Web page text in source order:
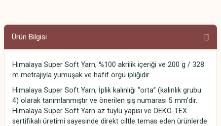
Ürün Bilgisi
Himalaya Super Soft Yarn, %100 akrilik içeriği ve 200 g / 328
m metrajıyla yumuşak ve hafif örgü ipliğidir.
Himalaya Super Soft Yarn, İplik kalınlığı “orta” (kalınlık grubu
4) olarak tanımlanmıştır ve önerilen şiş numarası 5 mm’dir.
Himalaya Super Soft Yarn az tüylü yapısı ve OEKO-TEX
sertifikalı üretimi sayesinde direkt ciltle temas eden ürünlerde